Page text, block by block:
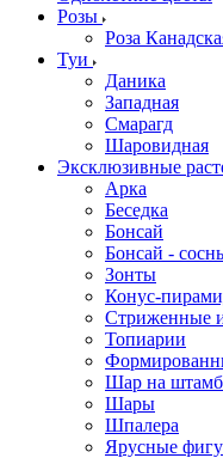
Розы
Роза
Туи
Даника
Западная
Смарагд
Шаровидная
Эксклюзивные
Арка
Беседка
Бонсай
Бонсай -
Зонты
Конус-
Стриженные
Топиарии
Шар на
Шары
Шпалера
Ярусные